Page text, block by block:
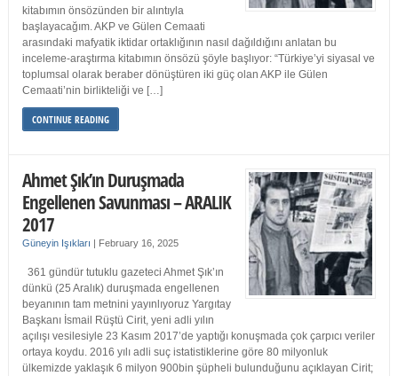
kitabımın önsözünden bir alıntıyla
başlayacağım. AKP ve Gülen Cemaati
arasındaki mafyatik iktidar ortaklığının nasıl dağıldığını anlatan bu
inceleme-araştırma kitabımın önsözü şöyle başlıyor: “Türkiye’yi siyasal ve
toplumsal olarak beraber dönüştüren iki güç olan AKP ile Gülen
Cemaati’nin birlikteliği ve […]
CONTINUE READING
Ahmet Şık’ın Duruşmada
Engellenen Savunması – ARALIK
2017
Güneyin Işıkları | February 16, 2025
361 gündür tutuklu gazeteci Ahmet Şık’ın
dünkü (25 Aralık) duruşmada engellenen
beyanının tam metnini yayınlıyoruz Yargıtay
Başkanı İsmail Rüştü Cirit, yeni adli yılın
açılışı vesilesiyle 23 Kasım 2017’de yaptığı konuşmada çok çarpıcı veriler
ortaya koydu. 2016 yılı adli suç istatistiklerine göre 80 milyonluk
ülkemizde yaklaşık 6 milyon 900bin şüpheli bulunduğunu açıklayan Cirit;